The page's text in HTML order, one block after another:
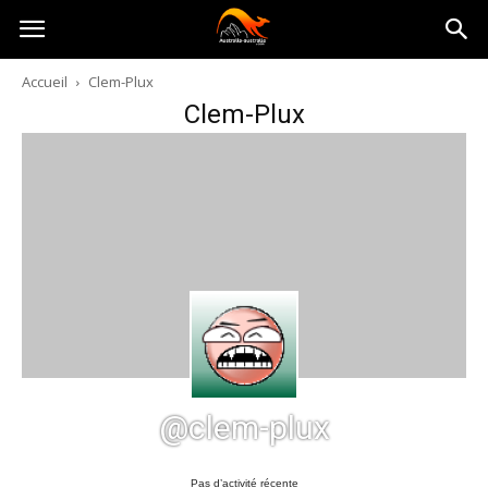
Australia-
australie.com
Accueil Clem-Plux
Clem-Plux
@clem-plux
Pas d’activité récente